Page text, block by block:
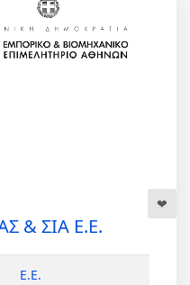
& ΣΙΑ Ε.Ε.
Ε.Ε.